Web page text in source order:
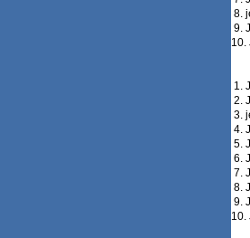
8.
9.
10.
1.
2.
3.
4.
5.
6.
7.
8.
9.
10.